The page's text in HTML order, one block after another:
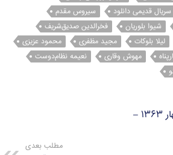
سریال قدیمی دانلود
سیروس مقدم
شیوا بلوریان
فخرالدین صدیق‌شریف
لیلا بلوکات مجید مظفری
محمود عزیزی
مهوش وقاری
نعیمه نظام‌دوست
تله تئاتر یک گل و بهار ۱۳۶۳ –
مطلب بعدی